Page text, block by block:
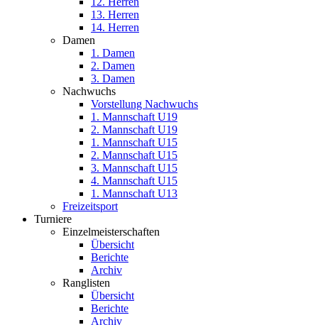
13. Herren
14. Herren
Damen
1. Damen
2. Damen
3. Damen
Nachwuchs
Vorstellung Nachwuchs
1. Mannschaft U19
2. Mannschaft U19
1. Mannschaft U15
2. Mannschaft U15
3. Mannschaft U15
4. Mannschaft U15
1. Mannschaft U13
Freizeitsport
Turniere
Einzelmeisterschaften
Übersicht
Berichte
Archiv
Ranglisten
Übersicht
Berichte
Archiv